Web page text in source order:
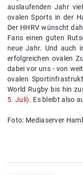
auslaufenden Jahr
ovalen Sports in der
Der HHRV wünscht
Fans einen guten
neue Jahr. Und auch
erfolgreichen ovalen
dabei vor uns - von
ovalen
World Rugby bis hin
5. Juli). Es bleibt also
Foto: Mediaserver